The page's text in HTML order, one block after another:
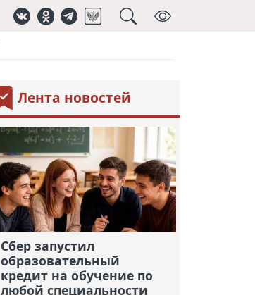
Лента новостей
Сбер запустил
образовательный
кредит на обучение по
любой специальности